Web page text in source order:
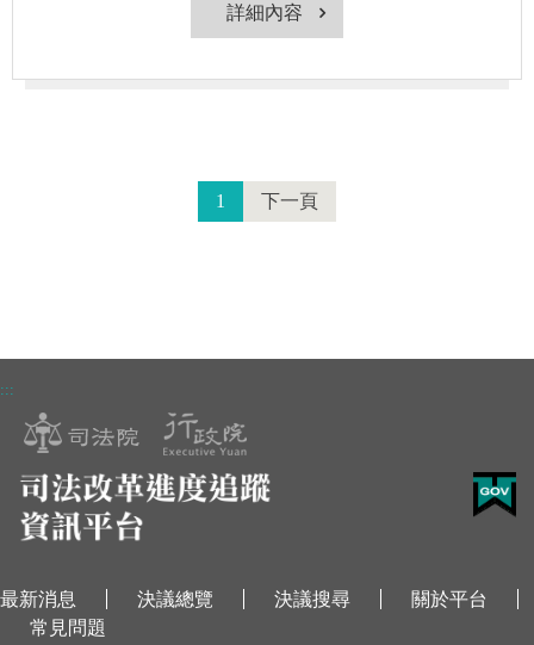
詳細內容
1 下一頁
:::
最新消息 決議總覽 決議搜尋
關於平台
常見問題